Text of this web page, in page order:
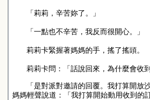
「莉莉，辛苦妳了。」
「一點也不辛苦，我反而很開心。」
莉莉卡緊握著媽媽的手，搖了搖頭。
莉莉卡問：「話說回來，為什麼會收
「是對派對邀請的回覆。我打算開放
媽媽輕聲說道：「我打算開始動用收到的